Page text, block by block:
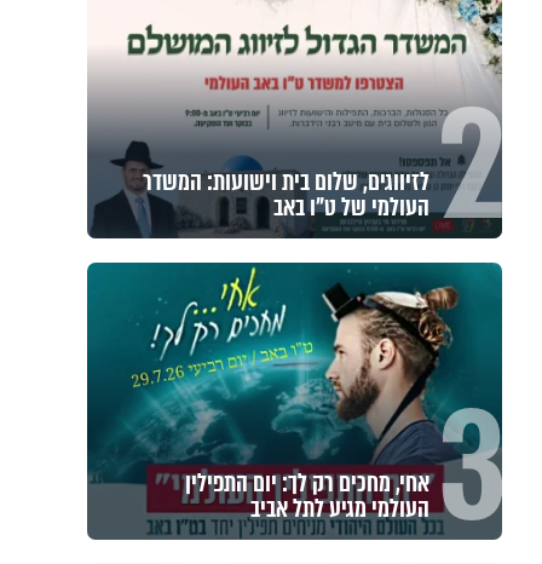
2 לזיווגים, שלום בית וישועות: המשדר
העולמי של ט"ו באב
3 אחי, מחכים רק לך: יום התפילין
העולמי מגיע לתל אביב